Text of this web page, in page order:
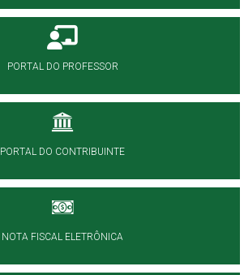
PORTAL DO PROFESSOR
PORTAL DO CONTRIBUINTE
NOTA FISCAL ELETRÔNICA